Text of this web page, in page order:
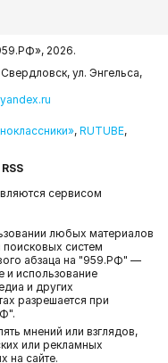
2026.
ул. Энгельса,
, RUTUBE,
RSS
сервисом
любых материалов
поисковых систем
абзаца на "959.РФ" —
и использование
и других
разрешается при
мнений или взглядов,
или рекламных
на сайте.